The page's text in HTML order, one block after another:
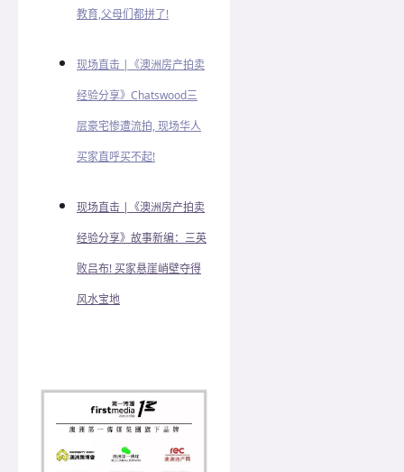
教育,父母们都拼了!
现场直击 |《澳洲房产拍卖
经验分享》Chatswood三
层豪宅惨遭流拍, 现场华人
买家直呼买不起!
现场直击 |《澳洲房产拍卖
经验分享》故事新编：三英
败吕布! 买家悬崖峭壁夺得
风水宝地